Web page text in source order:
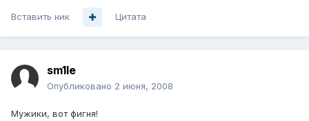
Вставить ник Цитата
sm1le
Опубликовано 2 июня, 2008
Мужики, вот фигня!